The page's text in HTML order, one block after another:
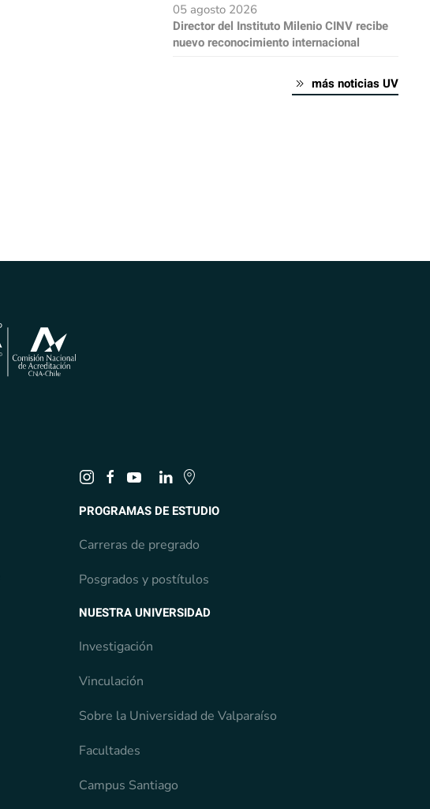
05 agosto 2026
Director del Instituto Milenio CINV recibe
nuevo reconocimiento internacional
más noticias UV
PROGRAMAS DE ESTUDIO
Carreras de pregrado
Posgrados y postítulos
NUESTRA UNIVERSIDAD
Investigación
Vinculación
Sobre la Universidad de Valparaíso
Facultades
Campus Santiago